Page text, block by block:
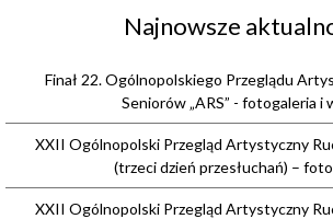
Najnowsze
Finał 22. Ogólnopolskiego Przeglądu
Seniorów „ARS” - fotogaleria i
XXII Ogólnopolski Przegląd Artystyczny
(trzeci dzień przesłuchań) –
XXII Ogólnopolski Przegląd Artystyczny